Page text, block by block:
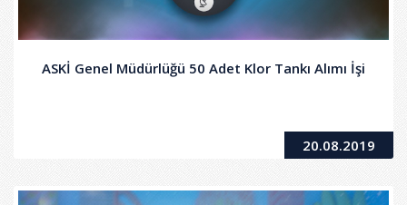
ASKİ Genel Müdürlüğü 50 Adet Klor Tankı Alımı İşi
20.08.2019